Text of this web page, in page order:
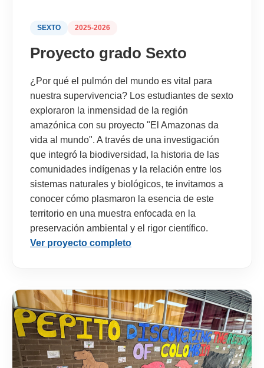
SEXTO 2025-2026
Proyecto grado Sexto
¿Por qué el pulmón del mundo es vital para
nuestra supervivencia? Los estudiantes de sexto
exploraron la inmensidad de la región
amazónica con su proyecto "El Amazonas da
vida al mundo". A través de una investigación
que integró la biodiversidad, la historia de las
comunidades indígenas y la relación entre los
sistemas naturales y biológicos, te invitamos a
conocer cómo plasmaron la esencia de este
territorio en una muestra enfocada en la
preservación ambiental y el rigor científico.
Ver proyecto completo